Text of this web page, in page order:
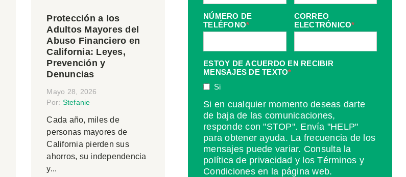
Protección a los
Adultos Mayores del
Abuso Financiero en
California: Leyes,
Prevención y
Denuncias
Mayo 28, 2026
Por: Stefanie
Cada año, miles de
personas mayores de
California pierden sus
ahorros, su independencia
y...
NÚMERO DE
TELÉFONO*
CORREO
ELECTRÓNICO*
ESTOY DE ACUERDO EN RECIBIR
MENSAJES DE TEXTO*
Si
Si en cualquier momento deseas darte
de baja de las comunicaciones,
responde con "STOP". Envía "HELP"
para obtener ayuda. La frecuencia de los
mensajes puede variar. Consulta la
política de privacidad y los Términos y
Condiciones en la página web.